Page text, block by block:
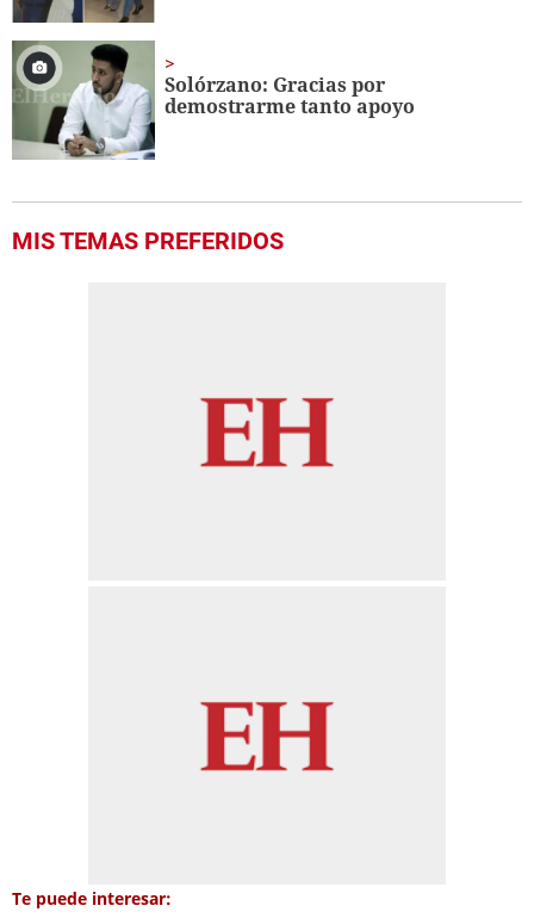
Solórzano: Gracias por
demostrarme tanto apoyo
MIS TEMAS PREFERIDOS
Te puede interesar: